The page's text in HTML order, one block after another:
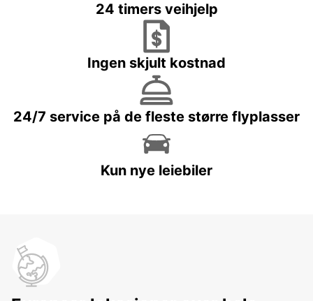
24 timers veihjelp
Ingen skjult kostnad
24/7 service på de fleste større flyplasser
Kun nye leiebiler